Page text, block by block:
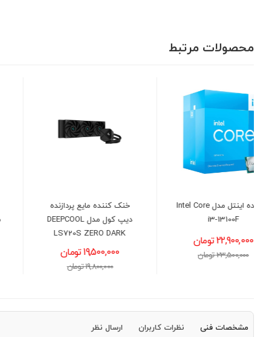
محصولات مرتبط
خنک کننده مایع پردازنده
19,500,000 تومان
حافظه اس اس دی لکسار
مدل LEXAR NM620 NVMe
M.2 با ظرفیت 512GB
16,300,000 تومان
16,600,000 تومان
مشخصات فنی نظرات کاربران ارسال نظر